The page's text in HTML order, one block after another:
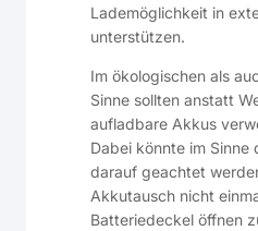
Lademöglichkeit in
unterstützen.
Im ökologischen als
Sinne sollten anstatt
aufladbare Akkus
Dabei könnte im Sinne
darauf geachtet
Akkutausch nicht
Batteriedeckel öffnen